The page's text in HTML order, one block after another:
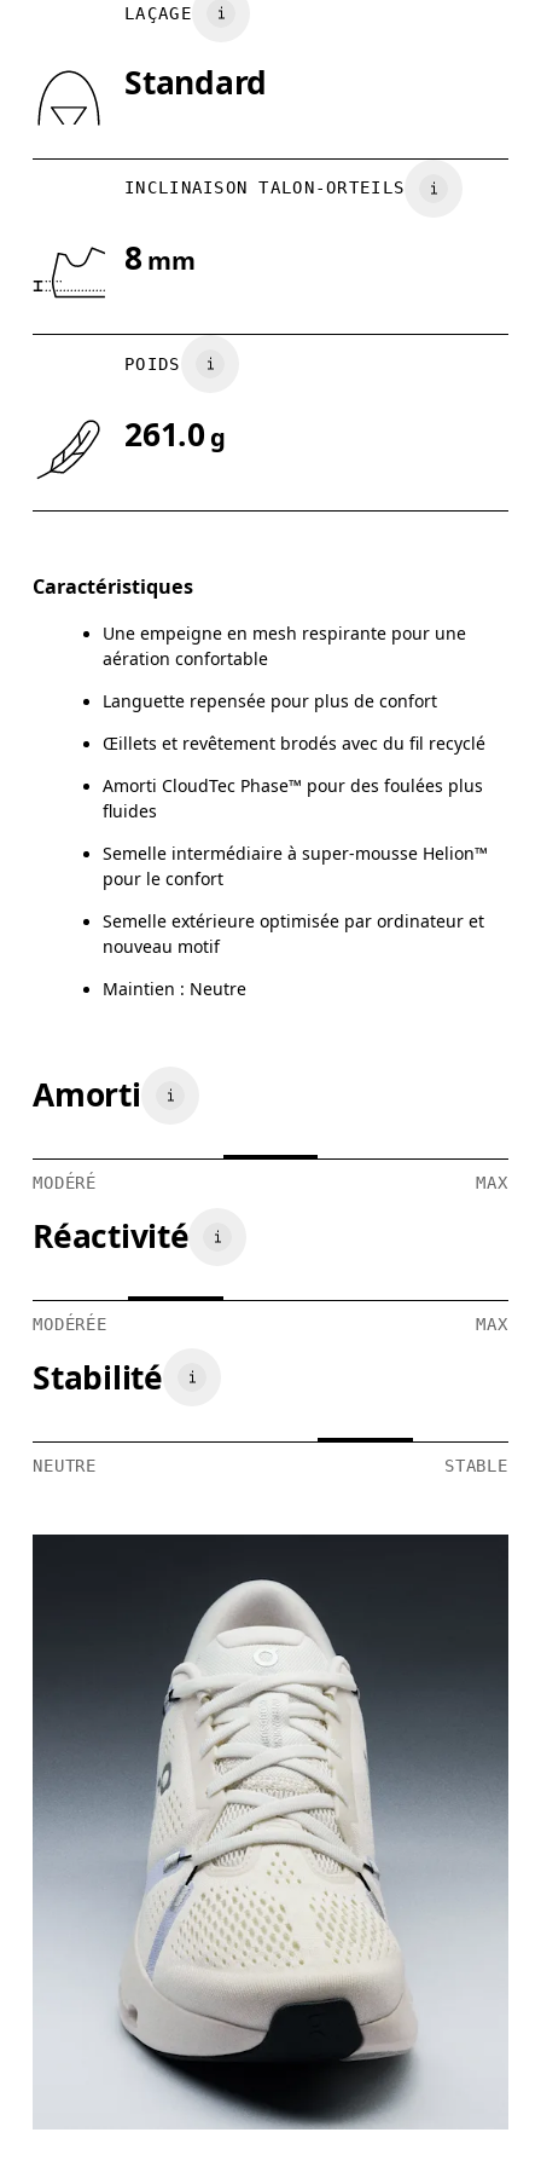
7
Glisser horizontalement pour en savoir plus
LAÇAGE
Standard
INCLINAISON TALON-ORTEILS
8 mm
POIDS
261.0 g
Caractéristiques
Une empeigne en mesh respirante pour une
aération confortable
Languette repensée pour plus de confort
Œillets et revêtement brodés avec du fil recyclé
Amorti CloudTec Phase™ pour des foulées plus
fluides
Semelle intermédiaire à super-mousse Helion™
pour le confort
Semelle extérieure optimisée par ordinateur et
nouveau motif
Maintien : Neutre
Amorti
MODÉRÉ MAX
Réactivité
MODÉRÉE MAX
Stabilité
NEUTRE STABLE